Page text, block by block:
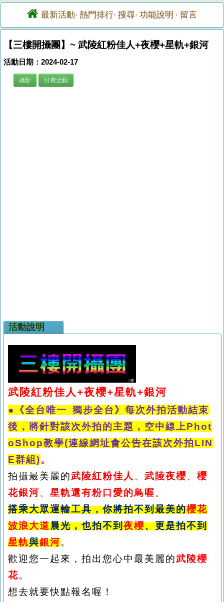
最新活動· 熱門排行· 搜尋· 功能說明 · 留言
【三樓開攝團】~ 武陵紅粉佳人+夜櫻+星軌+銀河
活動日期：2024-02-17
攝影 付費活動
活動說明
武陵紅粉佳人+夜櫻+星軌+銀河
●《全台唯一 獨步全台》每次外拍活動結束
後，將針對該次外拍的主題，空中線上Phot
oShop教學(連線網址會公告在該次外拍LIN
E群組)。
拍攝最美麗的武陵紅粉佳人 、 武陵夜櫻、 櫻
花銀河、 星軌還有粉口愛的鳥喔。
搭乘大眾運輸工具，你將拍不到最美的櫻花
波浪大道晨光，也拍不到夜櫻、更是拍不到
星軌與銀河。
歡迎您一起來，拍出您心中最美麗的武陵櫻
花。
想去就要快點報名喔！